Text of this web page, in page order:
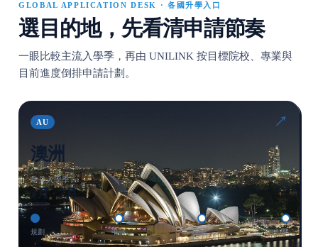
GLOBAL APPLICATION DESK · 各國升學入口
選目的地，先看清申請節奏
一眼比較主流入學季，再由 UNILINK 按目標院校、專業與
目前進度倒排申請計劃。
AU ↗
澳洲
常見入學季
2月 · 7月
規劃 申請 簽證 入學